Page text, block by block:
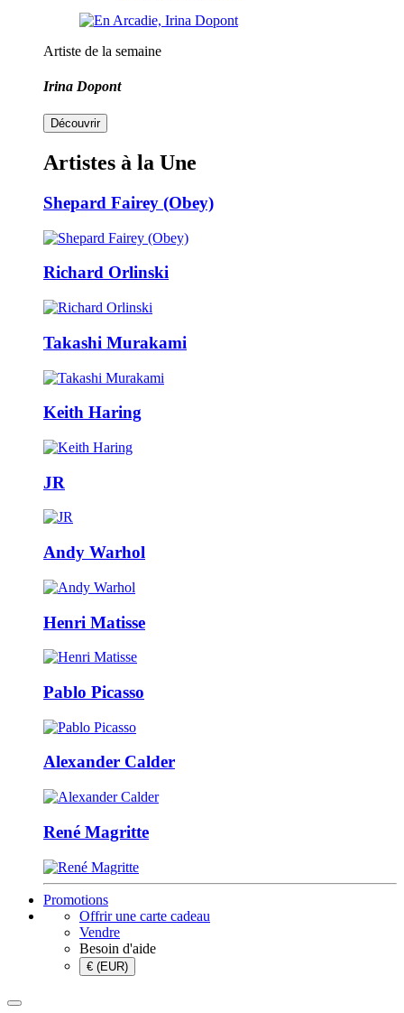
Artiste de la semaine
Irina Dopont
Découvrir
Artistes à la Une
Shepard Fairey (Obey)
Richard Orlinski
Takashi Murakami
Keith Haring
JR
Andy Warhol
Henri Matisse
Pablo Picasso
Alexander Calder
René Magritte
Promotions
Offrir une carte cadeau
Vendre
Besoin d'aide
€ (EUR)